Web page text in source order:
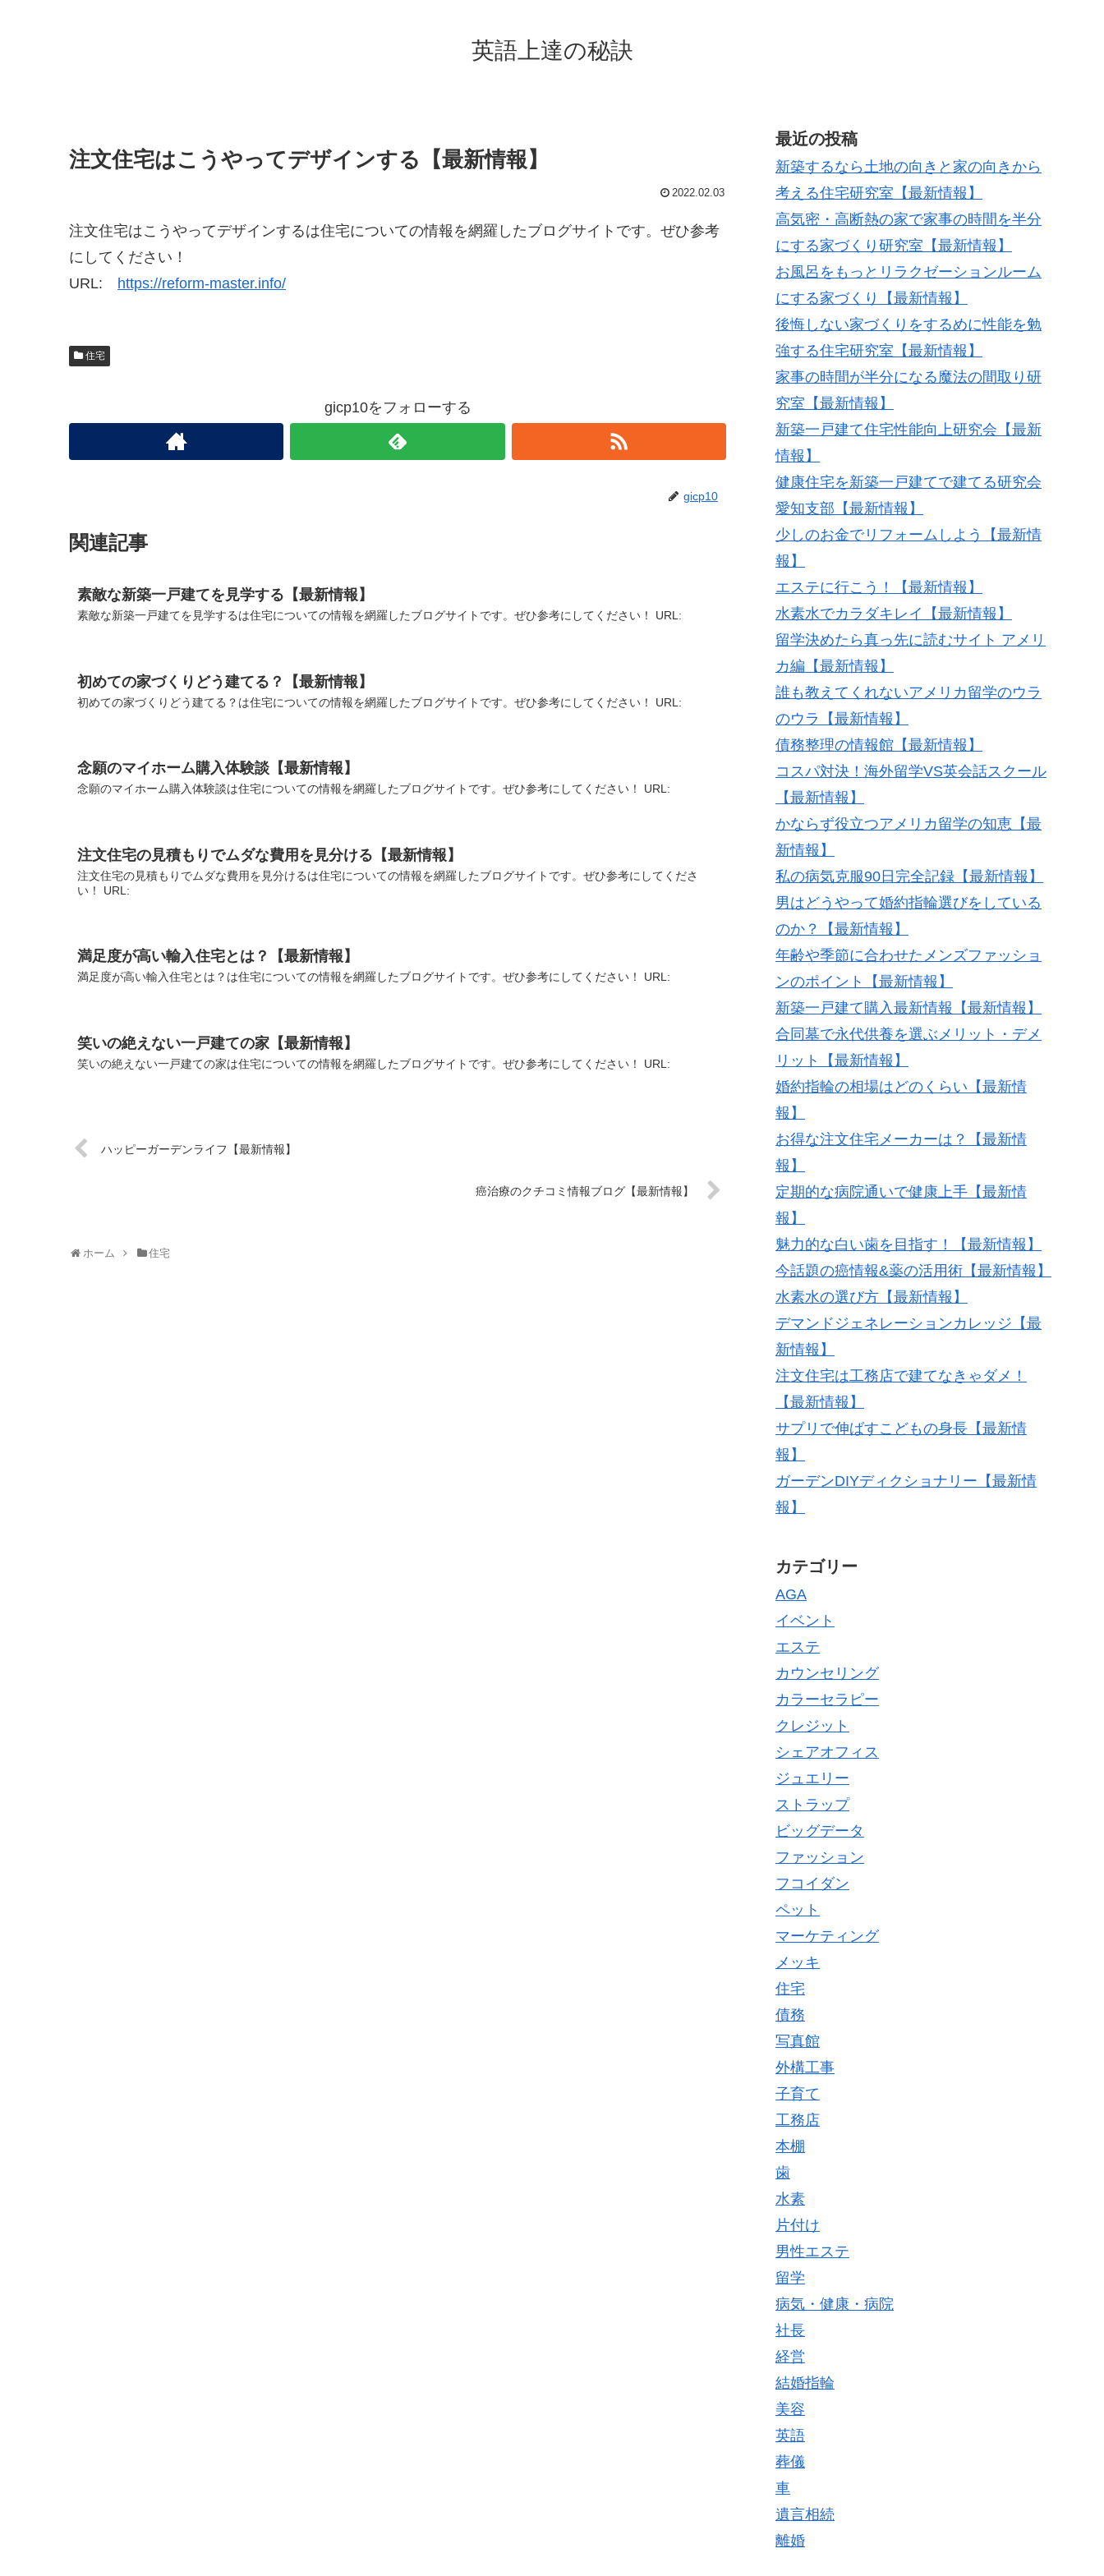
英語上達の秘訣
注文住宅はこうやってデザインする【最新情報】
2022.02.03
注文住宅はこうやってデザインするは住宅についての情報を網羅したブログサイトです。ぜひ参考
にしてください！
URL: https://reform-master.info/
住宅
gicp10をフォローする
gicp10
関連記事
素敵な新築一戸建てを見学する【最新情報】
素敵な新築一戸建てを見学するは住宅についての情報を網羅したブログサイトです。ぜひ参考にしてください！ URL:
初めての家づくりどう建てる？【最新情報】
初めての家づくりどう建てる？は住宅についての情報を網羅したブログサイトです。ぜひ参考にしてください！ URL:
念願のマイホーム購入体験談【最新情報】
念願のマイホーム購入体験談は住宅についての情報を網羅したブログサイトです。ぜひ参考にしてください！ URL:
注文住宅の見積もりでムダな費用を見分ける【最新情報】
注文住宅の見積もりでムダな費用を見分けるは住宅についての情報を網羅したブログサイトです。ぜひ参考にしてくださ
い！ URL:
満足度が高い輸入住宅とは？【最新情報】
満足度が高い輸入住宅とは？は住宅についての情報を網羅したブログサイトです。ぜひ参考にしてください！ URL:
笑いの絶えない一戸建ての家【最新情報】
笑いの絶えない一戸建ての家は住宅についての情報を網羅したブログサイトです。ぜひ参考にしてください！ URL:
ハッピーガーデンライフ【最新情報】
癌治療のクチコミ情報ブログ【最新情報】
ホーム 住宅
最近の投稿
新築するなら土地の向きと家の向きから
考える住宅研究室【最新情報】
高気密・高断熱の家で家事の時間を半分
にする家づくり研究室【最新情報】
お風呂をもっとリラクゼーションルーム
にする家づくり【最新情報】
後悔しない家づくりをするめに性能を勉
強する住宅研究室【最新情報】
家事の時間が半分になる魔法の間取り研
究室【最新情報】
新築一戸建て住宅性能向上研究会【最新
情報】
健康住宅を新築一戸建てで建てる研究会
愛知支部【最新情報】
少しのお金でリフォームしよう【最新情
報】
エステに行こう！【最新情報】
水素水でカラダキレイ【最新情報】
留学決めたら真っ先に読むサイト アメリ
カ編【最新情報】
誰も教えてくれないアメリカ留学のウラ
のウラ【最新情報】
債務整理の情報館【最新情報】
コスパ対決！海外留学VS英会話スクール
【最新情報】
かならず役立つアメリカ留学の知恵【最
新情報】
私の病気克服90日完全記録【最新情報】
男はどうやって婚約指輪選びをしている
のか？【最新情報】
年齢や季節に合わせたメンズファッショ
ンのポイント【最新情報】
新築一戸建て購入最新情報【最新情報】
合同墓で永代供養を選ぶメリット・デメ
リット【最新情報】
婚約指輪の相場はどのくらい【最新情
報】
お得な注文住宅メーカーは？【最新情
報】
定期的な病院通いで健康上手【最新情
報】
魅力的な白い歯を目指す！【最新情報】
今話題の癌情報&薬の活用術【最新情報】
水素水の選び方【最新情報】
デマンドジェネレーションカレッジ【最
新情報】
注文住宅は工務店で建てなきゃダメ！
【最新情報】
サプリで伸ばすこどもの身長【最新情
報】
ガーデンDIYディクショナリー【最新情
報】
カテゴリー
AGA
イベント
エステ
カウンセリング
カラーセラピー
クレジット
シェアオフィス
ジュエリー
ストラップ
ビッグデータ
ファッション
フコイダン
ペット
マーケティング
メッキ
住宅
債務
写真館
外構工事
子育て
工務店
本棚
歯
水素
片付け
男性エステ
留学
病気・健康・病院
社長
経営
結婚指輪
美容
英語
葬儀
車
遺言相続
離婚